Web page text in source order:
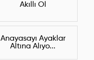
Akıllı Ol
Anayasayı Ayaklar
Altına Alıyo...